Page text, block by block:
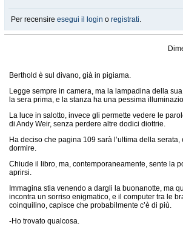
Per recensire esegui il login o registrati.
Berthold è sul divano, già in pigiama.
Legge sempre in camera, ma la lampadina della
la sera prima, e la stanza ha una pessima
La luce in salotto, invece gli permette vedere le
di Andy Weir, senza perdere altre dodici diottrie.
Ha deciso che pagina 109 sarà l’ultima della
dormire.
Chiude il libro, ma, contemporaneamente, sente la
aprirsi.
Immagina stia venendo a dargli la buonanotte, ma
incontra un sorriso enigmatico, e il computer tra le
coinquilino, capisce che probabilmente c’è di più.
-Ho trovato qualcosa.